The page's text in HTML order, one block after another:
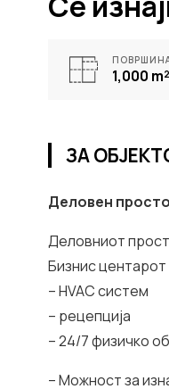
1,000 m²
ЗА
Деловeн
Деловниот
Бизнис
– HVAC систем
– рецепција
– 24/7 физичко
– Можност за